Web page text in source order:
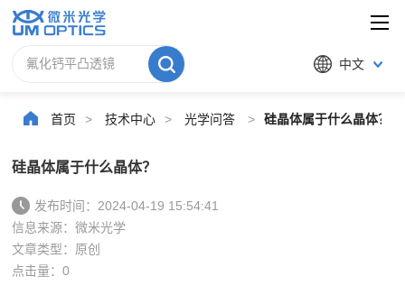
中文
首页 > 技术中心 > 光学问答 > 硅晶体属于什么晶体？
硅晶体属于什么晶体？
发布时间：2024-04-19 15:54:41
信息来源：微米光学
文章类型：原创
点击量：0